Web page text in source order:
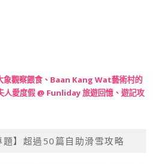
象觀察餵食、Baan Kang Wat藝術村的
人愛度假 @ Funliday 旅遊回憶、遊記攻
題】超過50篇自助滑雪攻略